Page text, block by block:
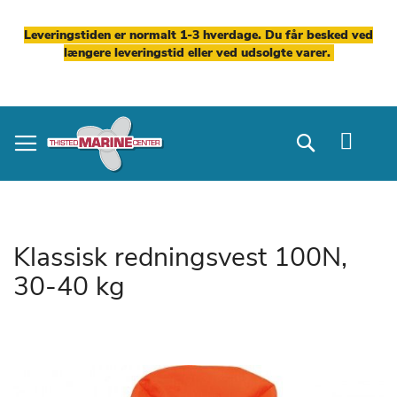
Leveringstiden er normalt 1-3 hverdage. Du får besked ved
længere leveringstid eller ved udsolgte varer.
to
Content
Search
Klassisk redningsvest 100N,
30-40 kg